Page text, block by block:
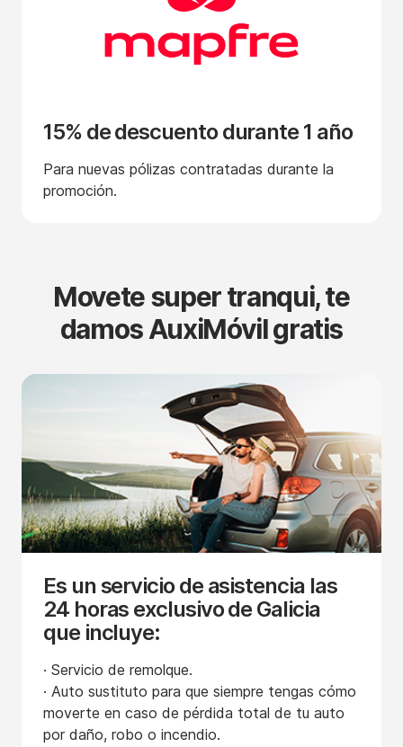
15% de descuento durante 1 año
Para nuevas pólizas contratadas durante la
promoción.
Movete super tranqui, te
damos AuxiMóvil gratis
Es un servicio de asistencia las
24 horas exclusivo de Galicia
que incluye:
· Servicio de remolque.
· Auto sustituto para que siempre tengas cómo
moverte en caso de pérdida total de tu auto
por daño, robo o incendio.